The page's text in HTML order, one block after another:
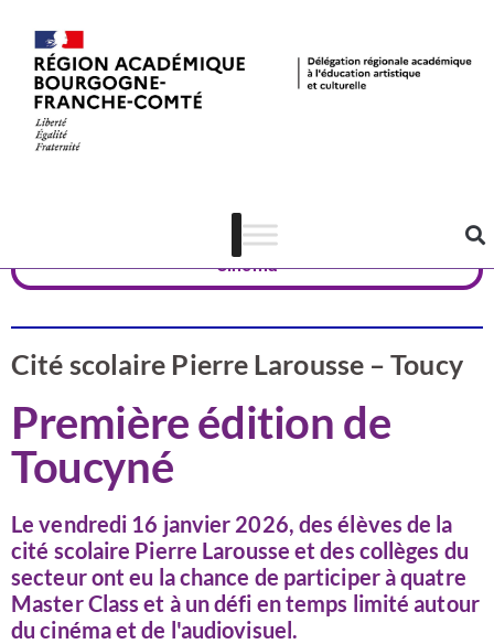
Cinéma
Cité scolaire Pierre Larousse – Toucy
Première édition de
Toucyné
Le vendredi 16 janvier 2026, des élèves de la
cité scolaire Pierre Larousse et des collèges du
secteur ont eu la chance de participer à quatre
Master Class et à un défi en temps limité autour
du cinéma et de l'audiovisuel.